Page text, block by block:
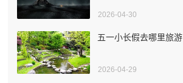
2026-04-30
五一小长假去哪里旅游
2026-04-29